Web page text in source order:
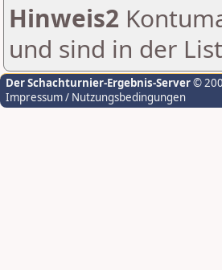
Hinweis2
und sind in der
Der Schachturnier-Ergebnis-Server©
Impressum / Nutzungsbedingungen